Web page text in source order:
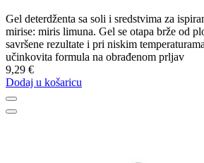
Gel deterdženta sa soli i sredstvima za
mirise: miris limuna. Gel se otapa brže od
savršene rezultate i pri niskim
učinkovita formula na obrađenom prljav
9,29 €
Dodaj u košaricu